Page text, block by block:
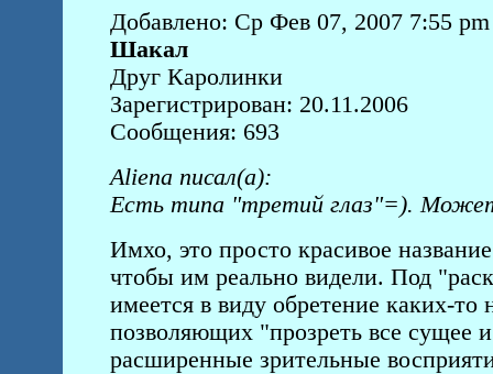
Добавлено: Ср Фев 07, 2007 7:55 pm
Шакал
Друг Каролинки
Зарегистрирован: 20.11.2006
Сообщения: 693
Aliena писал(а):
Есть типа "третий глаз"=).
Имхо, это просто красивое
чтобы им реально видели. Под
имеется в виду обретение каких-
позволяющих "прозреть все сущее
расширенные зрительные